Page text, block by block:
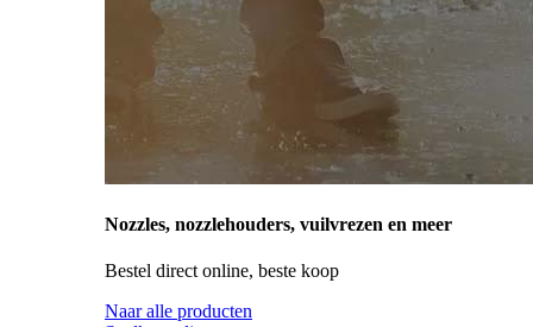
Nozzles, nozzlehouders, vuilvrezen en meer
Bestel direct online, beste koop
Naar alle producten